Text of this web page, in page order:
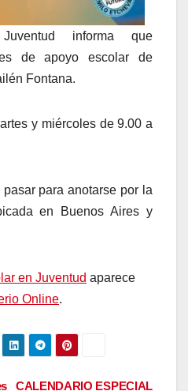
informa que
de apoyo escolar de
Fontana.
y miércoles de 9.00 a
para anotarse por la
en Buenos Aires y
en Juventud aparece
Online.
CALENDARIO ESPECIAL